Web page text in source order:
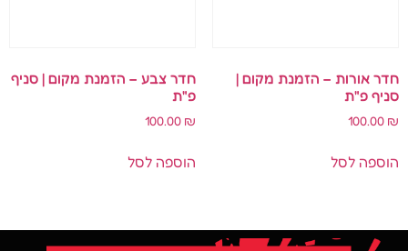
חדר אורות – הזמנת מקום |
סניף פ"ת
100.00 ₪
הוספה לסל
חדר צבע – הזמנת מקום | סניף
פ"ת
100.00 ₪
הוספה לסל